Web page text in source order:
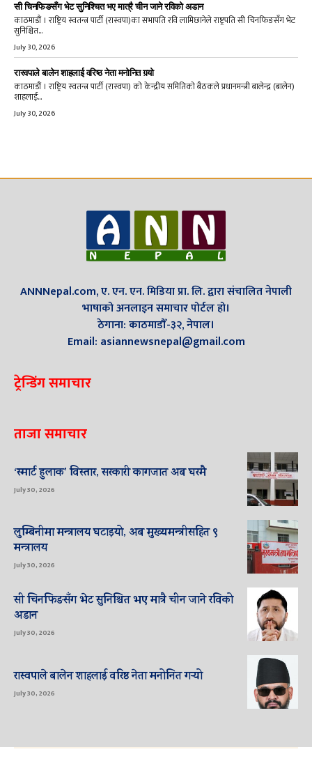
सी चिनफिङसँग भेट सुनिश्चित भए मात्रै चीन जाने रविको अडान
काठमाडौं । राष्ट्रिय स्वतन्त्र पार्टी (रास्वपा)का सभापति रवि लामिछानेले राष्ट्रपति सी चिनफिङसँग भेट
सुनिश्चित...
July 30, 2026
रास्वपाले बालेन शाहलाई वरिष्ठ नेता मनोनित गर्‍यो
काठमाडौं । राष्ट्रिय स्वतन्त्र पार्टी (रास्वपा) को केन्द्रीय समितिको बैठकले प्रधानमन्त्री बालेन्द्र (बालेन)
शाहलाई...
July 30, 2026
ANNNepal.com, ए. एन. एन. मिडिया प्रा. लि. द्वारा संचालित नेपाली
भाषाको अनलाइन समाचार पोर्टल हो।
ठेगाना: काठमाडौँ-३२, नेपाल।
Email: asiannewsnepal@gmail.com
ट्रेन्डिंग समाचार
ताजा समाचार
‘स्मार्ट हुलाक’ विस्तार, सरकारी कागजात अब घरमै
July 30, 2026
लुम्बिनीमा मन्त्रालय घटाइयो, अब मुख्यमन्त्रीसहित ९
मन्त्रालय
July 30, 2026
सी चिनफिङसँग भेट सुनिश्चित भए मात्रै चीन जाने रविको
अडान
July 30, 2026
रास्वपाले बालेन शाहलाई वरिष्ठ नेता मनोनित गर्‍यो
July 30, 2026